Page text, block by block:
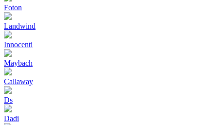
Foton
Landwind
Innocenti
Maybach
Callaway
Ds
Dadi